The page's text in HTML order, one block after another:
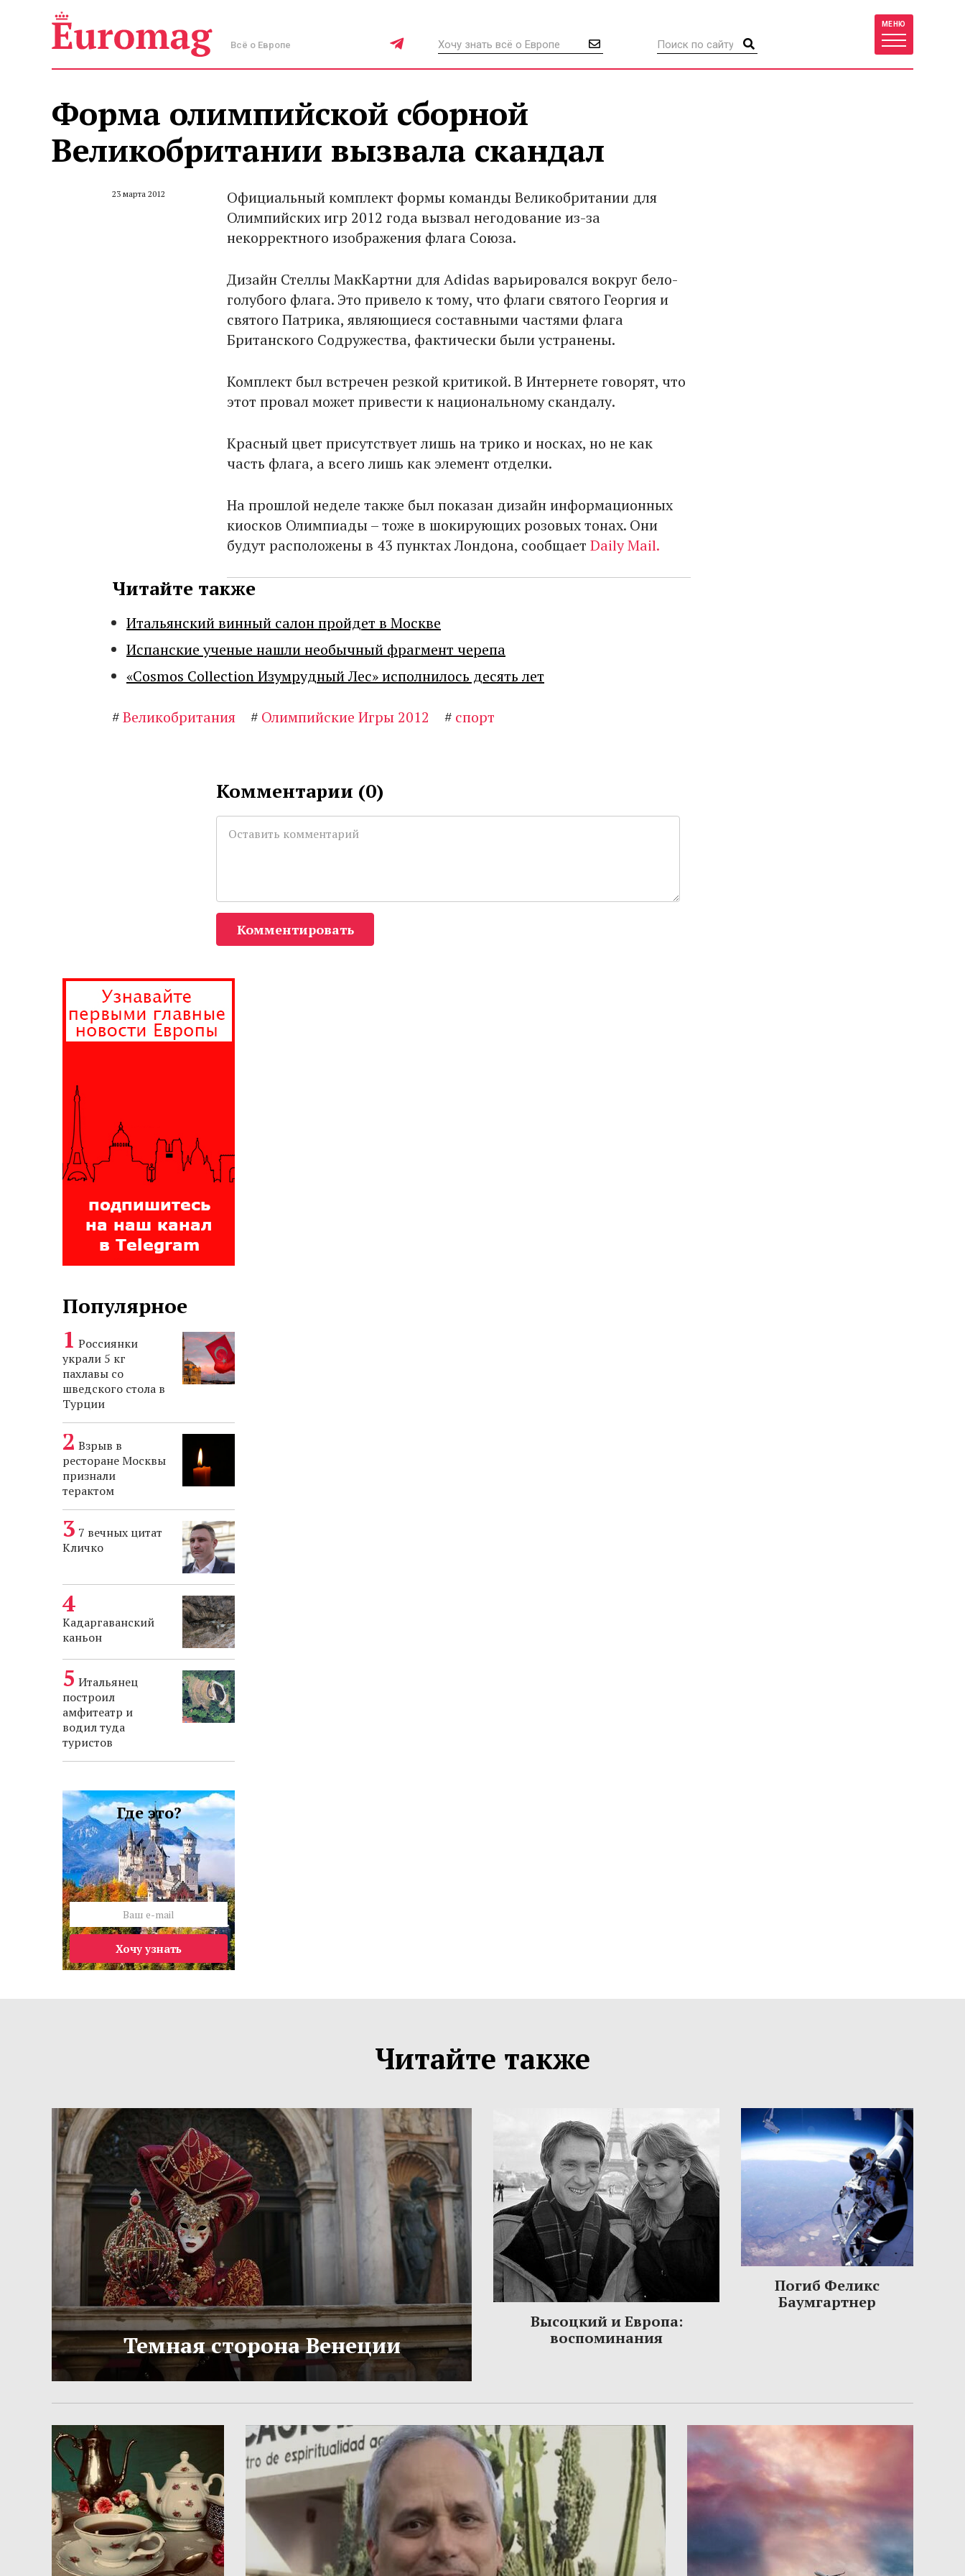
Всё о Европе
МЕНЮ
Форма олимпийской сборной
Великобритании вызвала скандал
23 марта 2012
Официальный комплект формы команды Великобритании для
Олимпийских игр 2012 года вызвал негодование из-за
некорректного изображения флага Союза.
Дизайн Стеллы МакКартни для Adidas варьировался вокруг бело-
голубого флага. Это привело к тому, что флаги святого Георгия и
святого Патрика, являющиеся составными частями флага
Британского Содружества, фактически были устранены.
Комплект был встречен резкой критикой. В Интернете говорят, что
этот провал может привести к национальному скандалу.
Красный цвет присутствует лишь на трико и носках, но не как
часть флага, а всего лишь как элемент отделки.
На прошлой неделе также был показан дизайн информационных
киосков Олимпиады – тоже в шокирующих розовых тонах. Они
будут расположены в 43 пунктах Лондона, сообщает Daily Mail.
Читайте также
Итальянский винный салон пройдет в Москве
Испанские ученые нашли необычный фрагмент черепа
«Cosmos Collection Изумрудный Лес» исполнилось десять лет
#Великобритания # Олимпийские Игры 2012 # спорт
Комментарии (0)
Комментировать
Популярное
Россиянки
украли 5 кг
пахлавы со
шведского стола в
Турции
Взрыв в
ресторане Москвы
признали
терактом
7 вечных цитат
Кличко
Кадаргаванский
каньон
Итальянец
построил
амфитеатр и
водил туда
туристов
Где это?
Хочу узнать
Читайте также
Темная сторона Венеции
Высоцкий и Европа:
воспоминания
Погиб Феликс
Баумгартнер